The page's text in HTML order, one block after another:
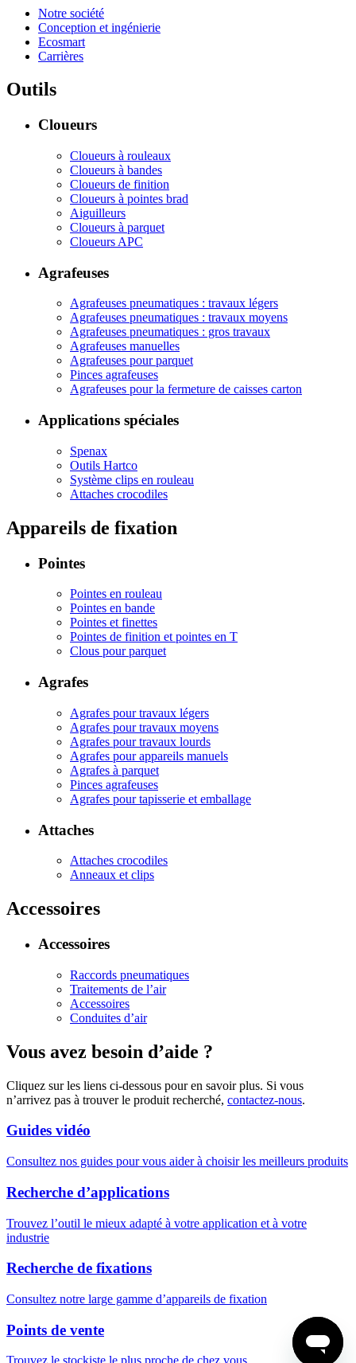
Notre société
Conception et ingénierie
Ecosmart
Carrières
Outils
Cloueurs
Cloueurs à rouleaux
Cloueurs à bandes
Cloueurs de finition
Cloueurs à pointes brad
Aiguilleurs
Cloueurs à parquet
Cloueurs APC
Agrafeuses
Agrafeuses pneumatiques : travaux légers
Agrafeuses pneumatiques : travaux moyens
Agrafeuses pneumatiques : gros travaux
Agrafeuses manuelles
Agrafeuses pour parquet
Pinces agrafeuses
Agrafeuses pour la fermeture de caisses carton
Applications spéciales
Spenax
Outils Hartco
Système clips en rouleau
Attaches crocodiles
Appareils de fixation
Pointes
Pointes en rouleau
Pointes en bande
Pointes et finettes
Pointes de finition et pointes en T
Clous pour parquet
Agrafes
Agrafes pour travaux légers
Agrafes pour travaux moyens
Agrafes pour travaux lourds
Agrafes pour appareils manuels
Agrafes à parquet
Pinces agrafeuses
Agrafes pour tapisserie et emballage
Attaches
Attaches crocodiles
Anneaux et clips
Accessoires
Accessoires
Raccords pneumatiques
Traitements de l’air
Accessoires
Conduites d’air
Vous avez besoin d’aide ?
Cliquez sur les liens ci-dessous pour en savoir plus. Si vous
n’arrivez pas à trouver le produit recherché, contactez-nous.
Guides vidéo
Consultez nos guides pour vous aider à choisir les meilleurs produits
Recherche d’applications
Trouvez l’outil le mieux adapté à votre application et à votre
industrie
Recherche de fixations
Consultez notre large gamme d’appareils de fixation
Points de vente